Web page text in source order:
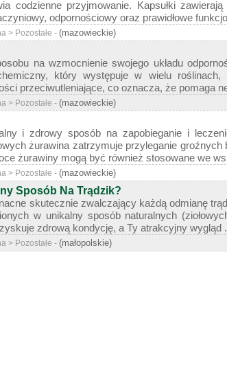
codzienne przyjmowanie. Kapsułki
odpornościowy oraz prawidłowe
> Pozostałe - (mazowieckie)
na wzmocnienie swojego układu
który występuje w wielu roślinach,
przeciwutleniające, co oznacza, że pomaga
> Pozostałe - (mazowieckie)
i zdrowy sposób na zapobieganie i
żurawina zatrzymuje przyleganie
żurawiny mogą być również stosowane we
> Pozostałe - (mazowieckie)
Sposób Na Trądzik?
skutecznie zwalczający każdą odmianę
w unikalny sposób naturalnych
zdrową kondycję, a Ty atrakcyjny wygląd
> Pozostałe - (małopolskie)